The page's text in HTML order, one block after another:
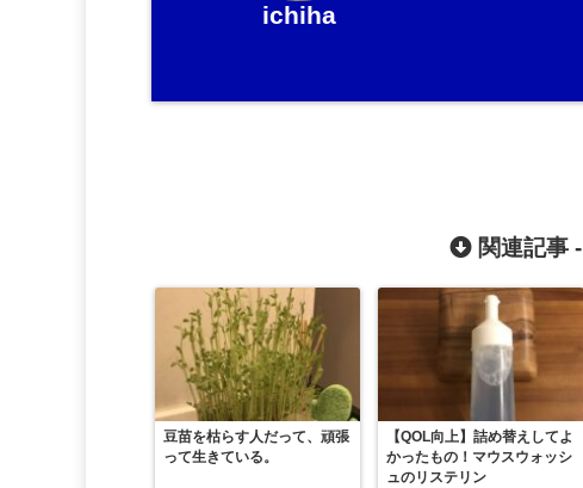
ichiha
関連記事 -
豆苗を枯らす人だって、頑張
って生きている。
【QOL向上】詰め替えしてよ
かったもの！マウスウォッシ
ュのリステリン